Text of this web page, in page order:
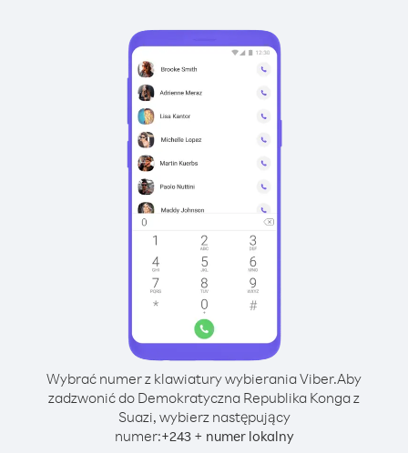
Wybrać numer z klawiatury wybierania Viber.Aby
zadzwonić do Demokratyczna Republika Konga z
Suazi, wybierz następujący
numer:+243+ numer lokalny